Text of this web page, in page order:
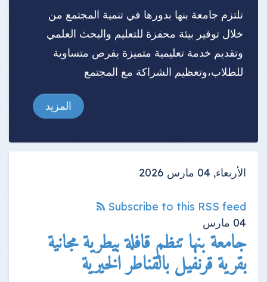
تلتزم جامعة بنها بدورها في تنمية المجتمع من
خلال توفير بيئة محفزة للتعليم والبحث العلمي
وتقديم خدمة تعليمية متميزة بفرص متساوية
للطلاب،وتعظيم الشراكة مع المجتمع
المزيد
الأربعاء, 04 مارس 2026
Subscribe to this RSS feed
04 مارس
جامعة بنها تنظم قافلة بيطرية مجانية
بقرية قرنفيل بالقناطر الخيرية